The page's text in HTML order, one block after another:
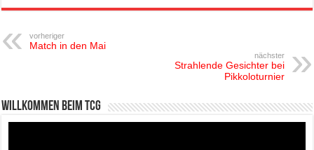
vorheriger
Match in den Mai
nächster
Strahlende Gesichter bei
Pikkoloturnier
Willkommen beim TCG